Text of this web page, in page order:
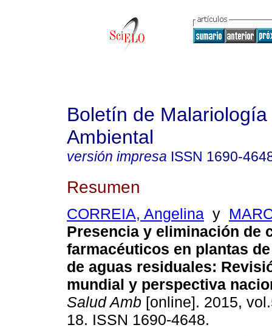
Boletín de
Ambiental
versión impresa ISSN 1690-
Resumen
CORREIA, Angelina y
Presencia y eliminación de
farmacéuticos en plantas
de aguas residuales:
mundial y perspectiva
Salud Amb [online]. 2015,
18. ISSN 1690-4648.